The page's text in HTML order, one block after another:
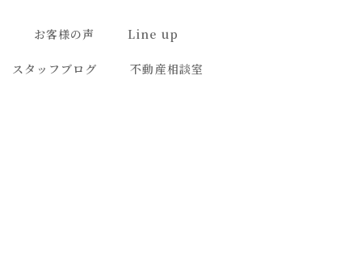
お客様の声 Line up
スタッフブログ 不動産相談室